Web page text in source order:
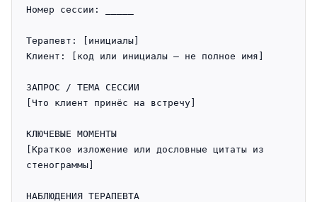
Номер сессии: _____
Терапевт: [инициалы]
Клиент: [код или инициалы — не полное имя]
ЗАПРОС / ТЕМА СЕССИИ
[Что клиент принёс на встречу]
КЛЮЧЕВЫЕ МОМЕНТЫ
[Краткое изложение или дословные цитаты из
стенограммы]
НАБЛЮДЕНИЯ ТЕРАПЕВТА